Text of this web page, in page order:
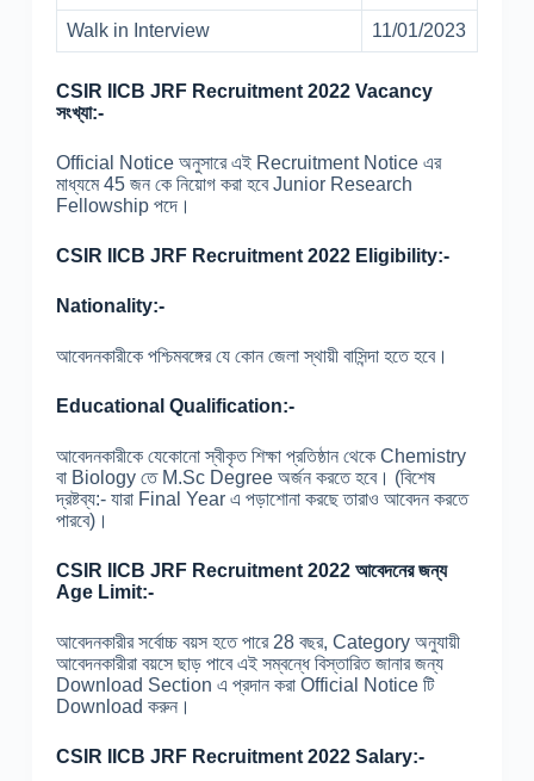
Walk in Interview 11/01/2023
CSIR IICB JRF Recruitment 2022 Vacancy
সংখ্যা:-
Official Notice অনুসারে এই Recruitment Notice এর
মাধ্যমে 45 জন কে নিয়োগ করা হবে Junior Research
Fellowship পদে।
CSIR IICB JRF Recruitment 2022 Eligibility:-
Nationality:-
আবেদনকারীকে পশ্চিমবঙ্গের যে কোন জেলা স্থায়ী বাসিন্দা হতে হবে।
Educational Qualification:-
আবেদনকারীকে যেকোনো স্বীকৃত শিক্ষা প্রতিষ্ঠান থেকে Chemistry
বা Biology তে M.Sc Degree অর্জন করতে হবে। (বিশেষ
দ্রষ্টব্য:- যারা Final Year এ পড়াশোনা করছে তারাও আবেদন করতে
পারবে)।
CSIR IICB JRF Recruitment 2022 আবেদনের জন্য
Age Limit:-
আবেদনকারীর সর্বোচ্চ বয়স হতে পারে 28 বছর, Category অনুযায়ী
আবেদনকারীরা বয়সে ছাড় পাবে এই সম্বন্ধে বিস্তারিত জানার জন্য
Download Section এ প্রদান করা Official Notice টি
Download করুন।
CSIR IICB JRF Recruitment 2022 Salary:-